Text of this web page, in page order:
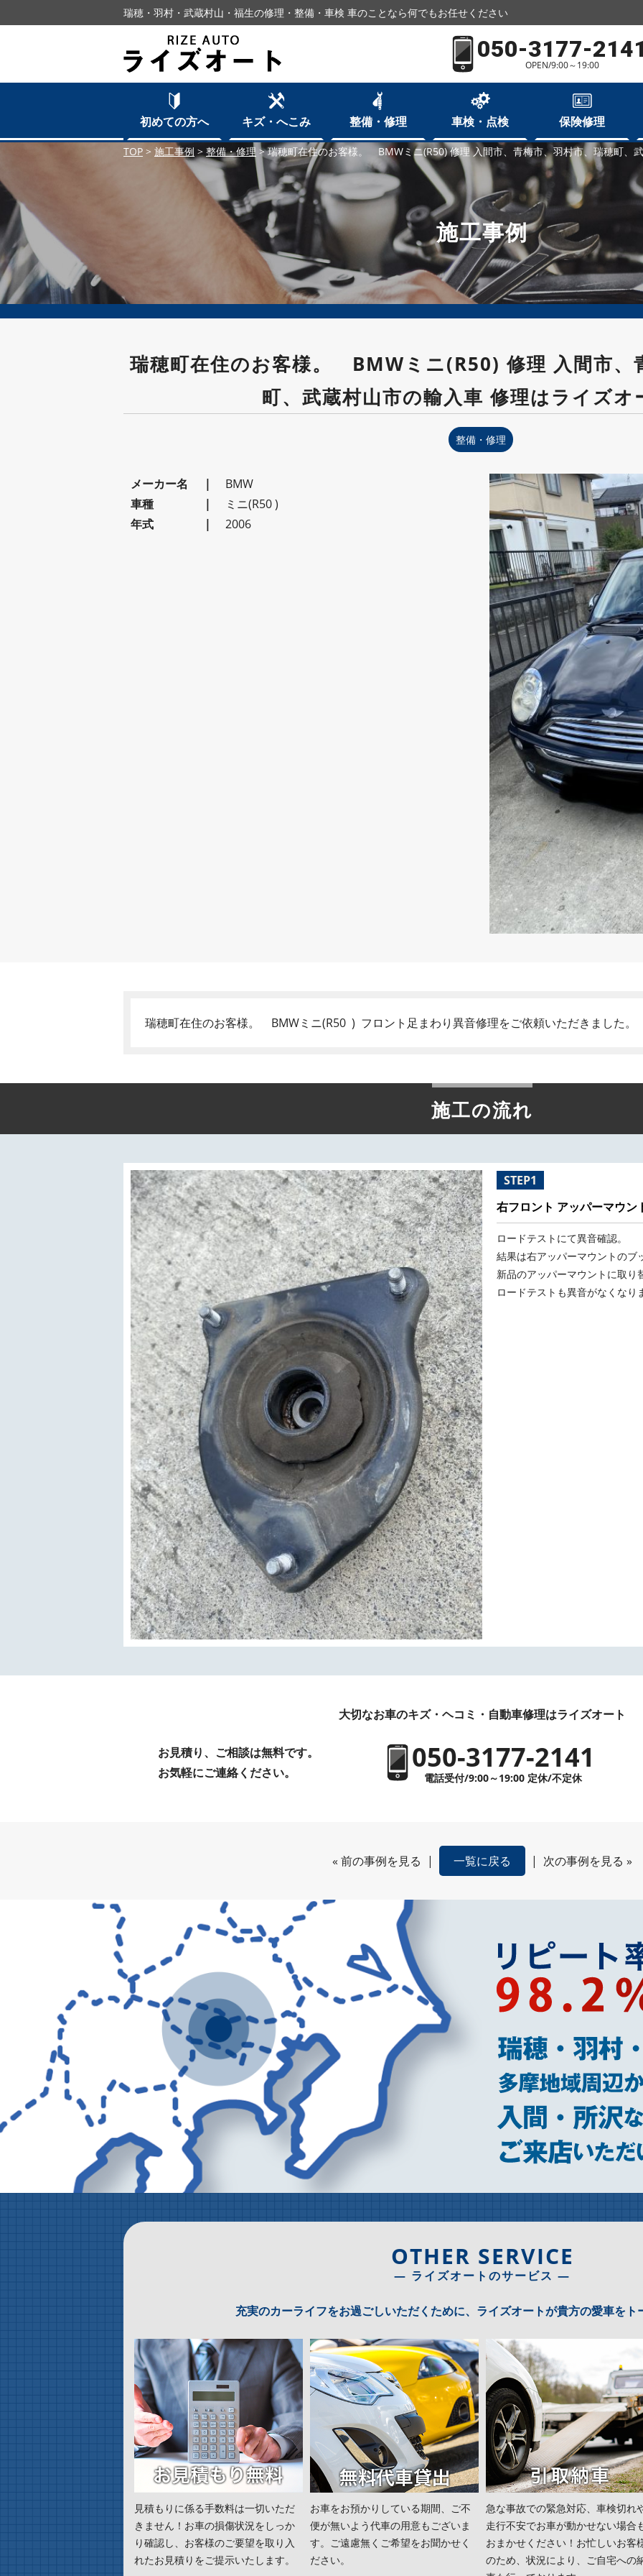
瑞穂・羽村・武蔵村山・福生の修理・整備・車検 車のことなら何でもお任せください
050-3177-
OPEN/9:00～19:00
初めての方へ キズ・へこみ 整備・修理 車検・点検 保険修理
TOP > 施工事例 > 整備・修理 >瑞穂町在住のお客様。 BMWミニ(R50) 修理 入間市、青梅市、羽村市、瑞穂町、
施工事例
瑞穂町在住のお客様。 BMWミニ(R50) 修理 入間市、
町、武蔵村山市の輸入車 修理はライズオ
整備・修理
メーカー名
BMW
車種
ミニ(R50 )
年式
2006
瑞穂町在住のお客様。 BMWミニ(R50 ) フロント足まわり異音修理をご依頼いただきました。
施工の流れ
STEP1
右フロント アッパーマウン
ロードテストにて異音確認。
結果は右アッパーマウントのブ
新品のアッパーマウントに取り
ロードテストも異音がなくなり
大切なお車のキズ・ヘコミ・自動車修理はライズオート
お見積り、ご相談は無料です。
お気軽にご連絡ください。
050-3177-2141
電話受付/9:00～19:00 定休/不定休
« 前の事例を見る | 一覧に戻る | 次の事例を見る »
OTHER SERVICE
― ライズオートのサービス ―
充実のカーライフをお過ごしいただくために、ライズオートが貴方の愛車をト
見積もりに係る手数料は一切いただ
きません！お車の損傷状況をしっか
り確認し、お客様のご要望を取り入
れたお見積りをご提示いたします。
お車をお預かりしている期間、ご不
便が無いよう代車の用意もございま
す。ご遠慮無くご希望をお聞かせく
ださい。
急な事故での緊急対応、車検切れ
走行不安でお車が動かせない場合
おまかせください！お忙しいお客
のため、状況により、ご自宅への